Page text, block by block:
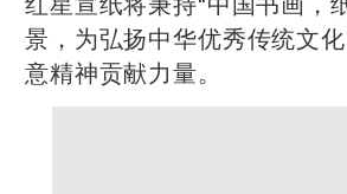
景，为弘扬中华优秀传统文
意精神贡献力量。